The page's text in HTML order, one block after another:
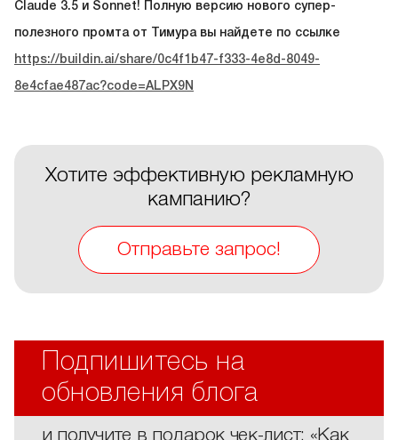
Claude 3.5 и Sonnet! Полную версию нового супер-
полезного промта от Тимура вы найдете по ссылке
https://buildin.ai/share/0c4f1b47-f333-4e8d-8049-
8e4cfae487ac?code=ALPX9N
Хотите эффективную рекламную
кампанию?
Отправьте запрос!
Подпишитесь на
обновления блога
и получите в подарок чек-лист: «Как